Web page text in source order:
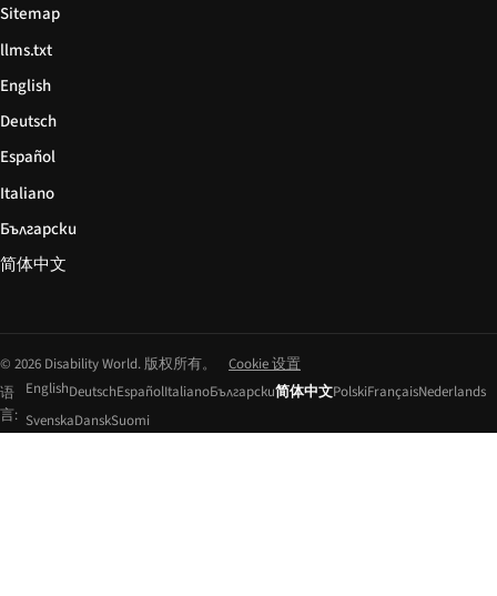
Sitemap
llms.txt
English
Deutsch
Español
Italiano
Български
简体中文
© 2026 Disability World. 版权所有。
Cookie 设置
语
言:
EnglishDeutschEspañolItalianoБългарски简体中文PolskiFrançaisNederlands
SvenskaDanskSuomi